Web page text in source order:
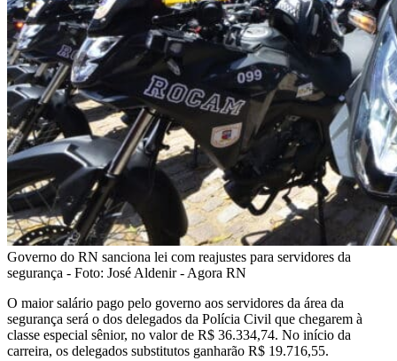
Governo do RN sanciona lei com reajustes para servidores da
segurança - Foto: José Aldenir - Agora RN
O maior salário pago pelo governo aos servidores da área da
segurança será o dos delegados da Polícia Civil que chegarem à
classe especial sênior, no valor de R$ 36.334,74. No início da
carreira, os delegados substitutos ganharão R$ 19.716,55.